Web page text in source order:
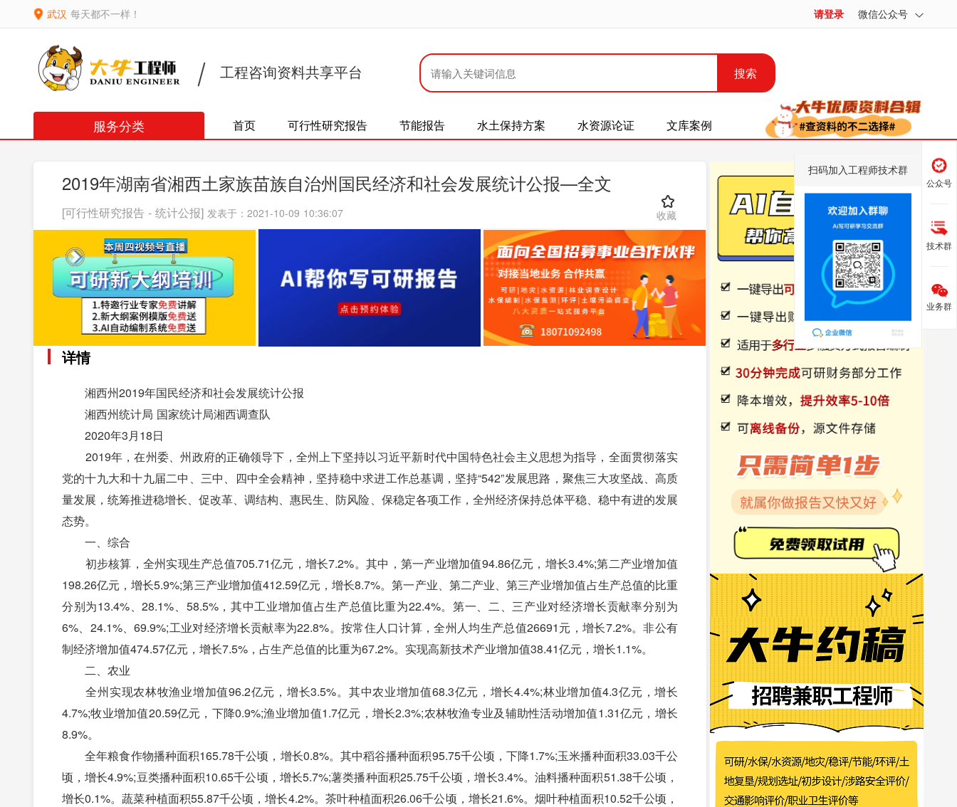
武汉 每天都不一样！ 请登录 微信公众号
工程咨询资料共享平台 搜索
服务分类 首页 可行性研究报告 节能报告 水土保持方案 水资源论证 文库案例
2019年湖南省湘西土家族苗族自治州国民经济和社会发展统计公报—全文
[可行性研究报告 - 统计公报] 发表于：2021-10-09 10:36:07 收藏
详情
湘西州2019年国民经济和社会发展统计公报
湘西州统计局 国家统计局湘西调查队
2020年3月18日
2019年，在州委、州政府的正确领导下，全州上下坚持以习近平新时代中国特色社会主义思想为指导，全面贯彻落实
党的十九大和十九届二中、三中、四中全会精神，坚持稳中求进工作总基调，坚持“542”发展思路，聚焦三大攻坚战、高质
量发展，统筹推进稳增长、促改革、调结构、惠民生、防风险、保稳定各项工作，全州经济保持总体平稳、稳中有进的发展
态势。
一、综合
初步核算，全州实现生产总值705.71亿元，增长7.2%。其中，第一产业增加值94.86亿元，增长3.4%;第二产业增加值
198.26亿元，增长5.9%;第三产业增加值412.59亿元，增长8.7%。第一产业、第二产业、第三产业增加值占生产总值的比重
分别为13.4%、28.1%、58.5%，其中工业增加值占生产总值比重为22.4%。第一、二、三产业对经济增长贡献率分别为
6%、24.1%、69.9%;工业对经济增长贡献率为22.8%。按常住人口计算，全州人均生产总值26691元，增长7.2%。非公有
制经济增加值474.57亿元，增长7.5%，占生产总值的比重为67.2%。实现高新技术产业增加值38.41亿元，增长1.1%。
二、农业
全州实现农林牧渔业增加值96.2亿元，增长3.5%。其中农业增加值68.3亿元，增长4.4%;林业增加值4.3亿元，增长
4.7%;牧业增加值20.59亿元，下降0.9%;渔业增加值1.7亿元，增长2.3%;农林牧渔专业及辅助性活动增加值1.31亿元，增长
8.9%。
全年粮食作物播种面积165.78千公顷，增长0.8%。其中稻谷播种面积95.75千公顷，下降1.7%;玉米播种面积33.03千公
顷，增长4.9%;豆类播种面积10.65千公顷，增长5.7%;薯类播种面积25.75千公顷，增长3.4%。油料播种面积51.38千公顷，
增长0.1%。蔬菜种植面积55.87千公顷，增长4.2%。茶叶种植面积26.06千公顷，增长21.6%。烟叶种植面积10.52千公顷，
公众号
技术群
扫码加入工程师技术群
业务群